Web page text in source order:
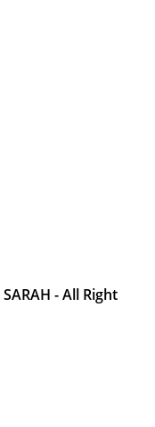
- All Right